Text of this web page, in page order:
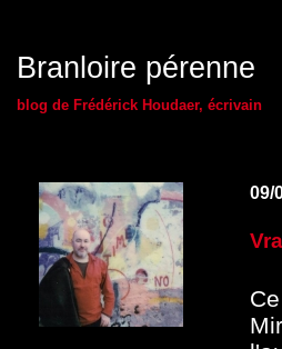
Branloire pérenne
blog de Frédérick Houdaer, écrivain
09/